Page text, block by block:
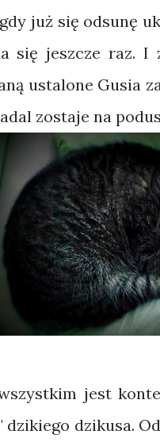
już się odsunę
się jeszcze raz. I
ustalone Gusia
zostaje na
jest
dzikiego dzikusa.